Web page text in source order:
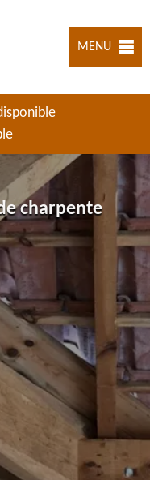
MENU
charpente